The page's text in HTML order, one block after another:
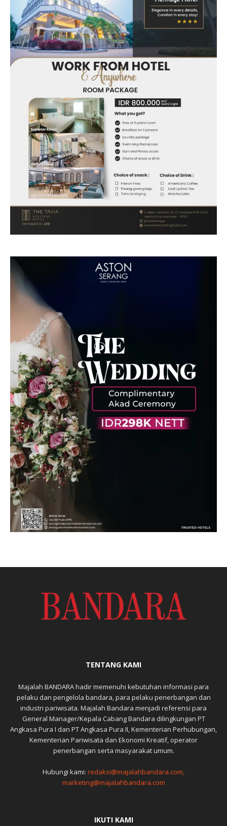
TENTANG KAMI
Majalah BANDARA hadir memenuhi kebutuhan informasi para
pelaku dan pengelola bandara, para pelaku penerbangan dan
industri pariwisata. Majalah Bandara menjadi referensi para
General Manager/Kepala Cabang Bandara dilingkungan PT
Angkasa Pura I dan PT Angkasa Pura II, Kementerian Perhubungan,
Kementerian Pariwisata dan Ekonomi Kreatif, operator
penerbangan serta masyarakat umum.
Hubungi kami: redaksi@majalahbandara.com,
marketing@majalahbandara.com
IKUTI KAMI